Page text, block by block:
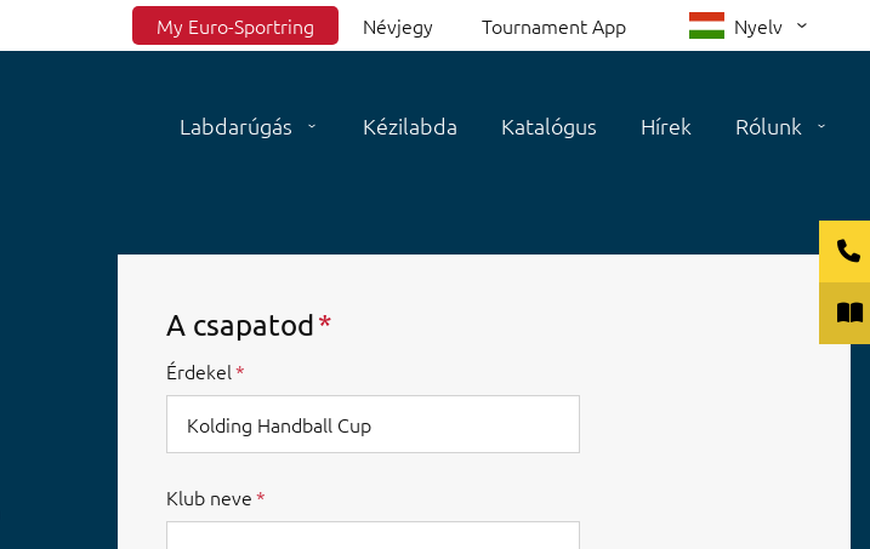
Top menu
My Euro-Sportring Névjegy Tournament App Nyelv
Labdarúgás Kézilabda Katalógus Hírek Rólunk
A csapatod
Érdekel
Klub neve